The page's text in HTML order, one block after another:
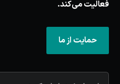
فعالیت می‌کند.
حمایت از ما